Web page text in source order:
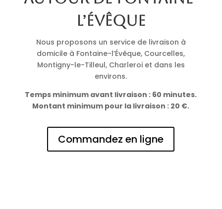
l’Évêque
Nous proposons un service de livraison à
domicile à Fontaine-l’Évêque, Courcelles,
Montigny-le-Tilleul, Charleroi et dans les
environs.
Temps minimum avant livraison : 60 minutes.
Montant minimum pour la livraison : 20 €.
Commandez en ligne